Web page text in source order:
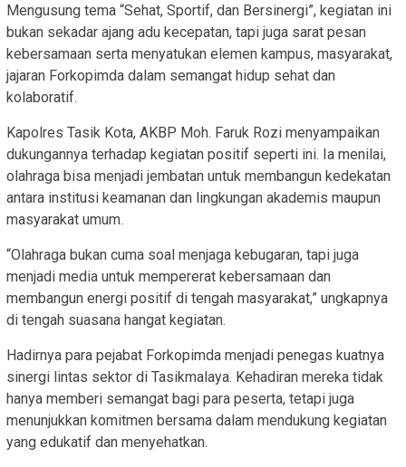
Mengusung tema “Sehat, Sportif, dan Bersinergi”, kegiatan ini
bukan sekadar ajang adu kecepatan, tapi juga sarat pesan
kebersamaan serta menyatukan elemen kampus, masyarakat,
jajaran Forkopimda dalam semangat hidup sehat dan
kolaboratif.
Kapolres Tasik Kota, AKBP Moh. Faruk Rozi menyampaikan
dukungannya terhadap kegiatan positif seperti ini. Ia menilai,
olahraga bisa menjadi jembatan untuk membangun kedekatan
antara institusi keamanan dan lingkungan akademis maupun
masyarakat umum.
“Olahraga bukan cuma soal menjaga kebugaran, tapi juga
menjadi media untuk mempererat kebersamaan dan
membangun energi positif di tengah masyarakat,” ungkapnya
di tengah suasana hangat kegiatan.
Hadirnya para pejabat Forkopimda menjadi penegas kuatnya
sinergi lintas sektor di Tasikmalaya. Kehadiran mereka tidak
hanya memberi semangat bagi para peserta, tetapi juga
menunjukkan komitmen bersama dalam mendukung kegiatan
yang edukatif dan menyehatkan.